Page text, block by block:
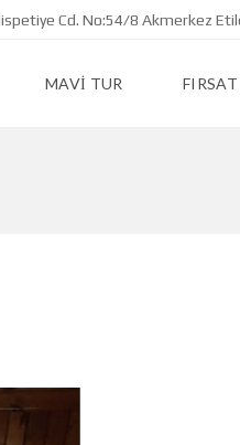
Cd. No:54/8 Akmerkez
MAVI TUR FIRSAT